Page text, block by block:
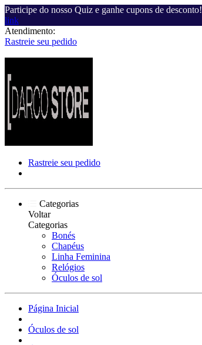
Participe do nosso Quiz e ganhe cupons de desconto!
link
Atendimento:
Rastreie seu pedido
Rastreie seu pedido
Categorias
Voltar
Categorias
Bonés
Chapéus
Linha Feminina
Relógios
Óculos de sol
Página Inicial
Óculos de sol